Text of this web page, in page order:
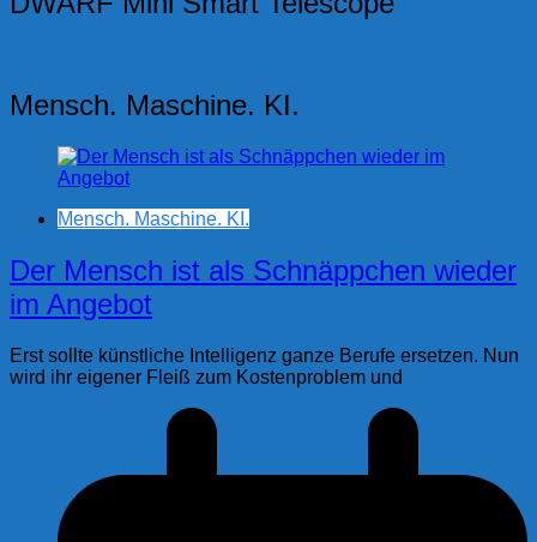
Mensch. Maschine. KI.
Mensch. Maschine. KI.
Der Mensch ist als Schnäppchen wieder
im Angebot
Erst sollte künstliche Intelligenz ganze Berufe ersetzen. Nun
wird ihr eigener Fleiß zum Kostenproblem und